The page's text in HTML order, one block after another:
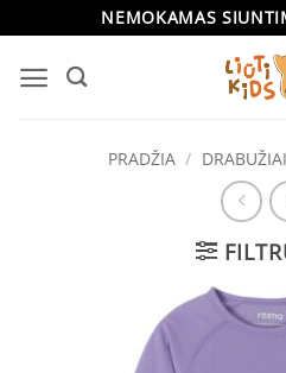
content
NEMOKAMAS
PRADŽIA / DRABUŽIAI